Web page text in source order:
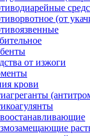
(от
от изжоги
крови